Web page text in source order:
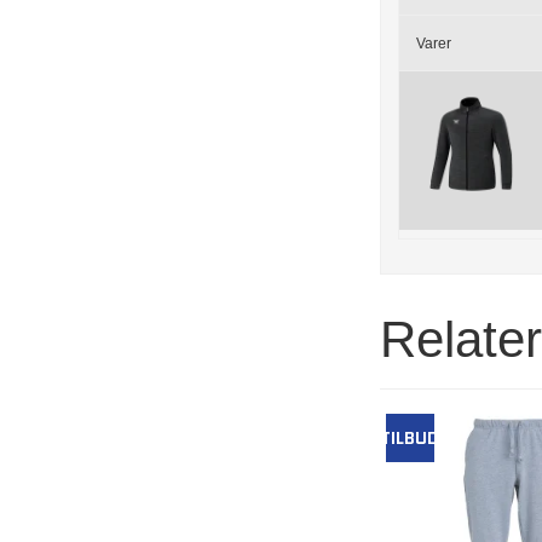
Varer
TILBUD